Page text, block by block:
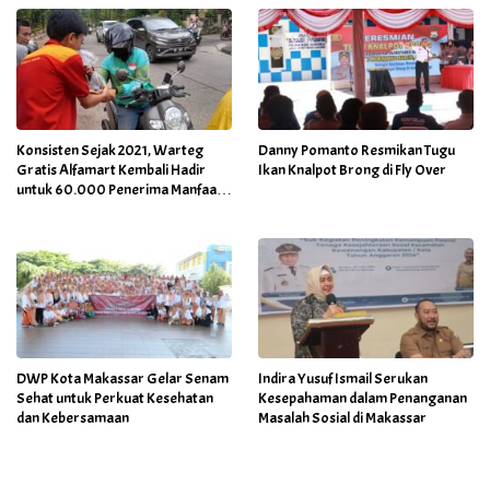
Konsisten Sejak 2021, Warteg
Gratis Alfamart Kembali Hadir
untuk 60.000 Penerima Manfaat
Danny Pomanto Resmikan Tugu
Ikan Knalpot Brong di Fly Over
DWP Kota Makassar Gelar Senam
Sehat untuk Perkuat Kesehatan
dan Kebersamaan
Indira Yusuf Ismail Serukan
Kesepahaman dalam Penanganan
Masalah Sosial di Makassar